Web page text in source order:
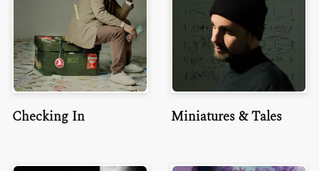
Checking In Miniatures & Tales